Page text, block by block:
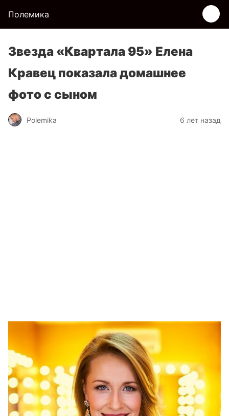
Полемика
Звезда «Квартала 95» Елена
Кравец показала домашнее
фото с сыном
Polemika 6 лет назад